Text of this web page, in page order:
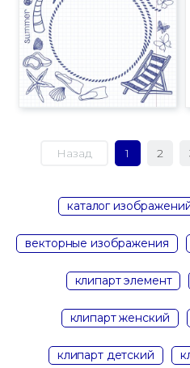
Назад 1 2
каталог
векторные изображения
клипарт элемент
клипарт женский
клипарт детский